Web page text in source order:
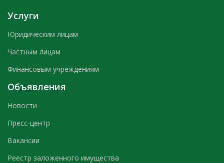
Услуги
Юридическим лицам
Частным лицам
Финансовым учреждениям
Объявления
Новости
Пресс-центр
Вакансии
Реестр заложенного имущества